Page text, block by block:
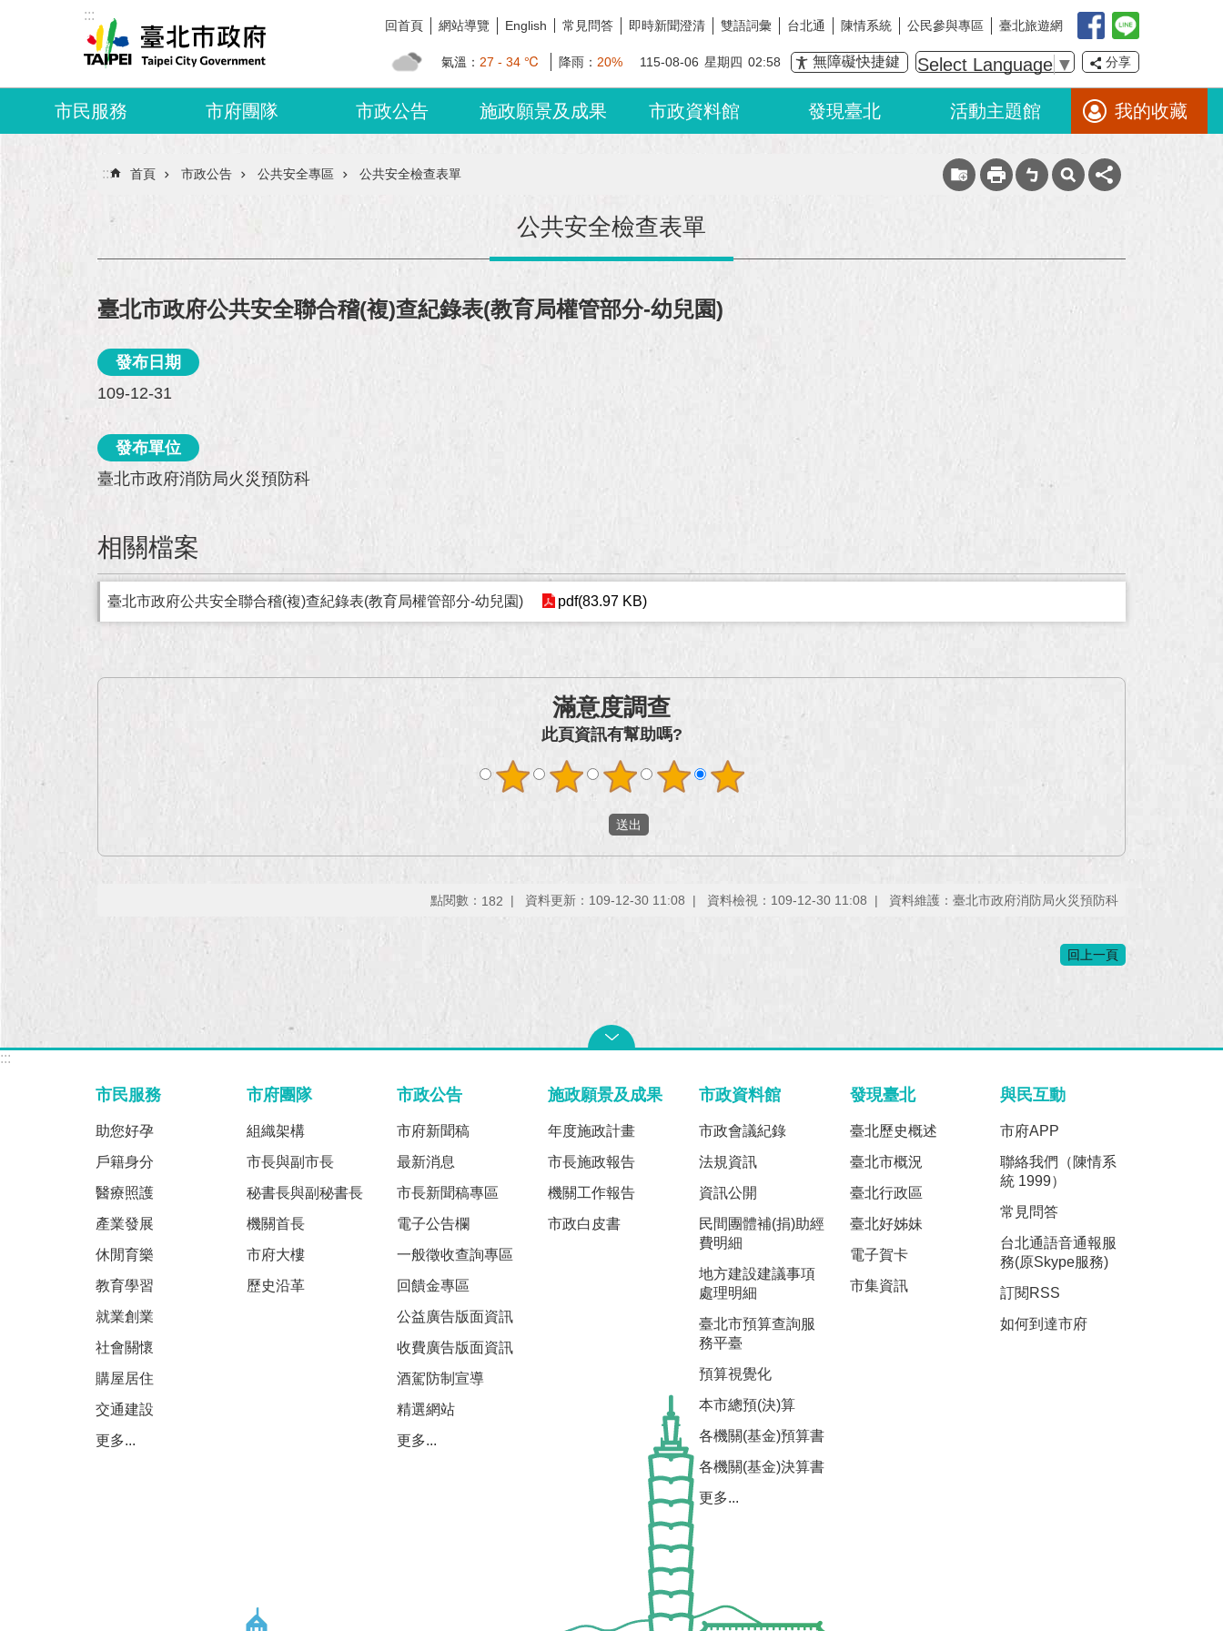
跳到主要內容區塊
:::
回首頁 網站導覽 English 常見問答 即時新聞澄清 雙語詞彙 台北通 陳情系統 公民參與專區 臺北旅遊網
氣溫： 27 - 34 ℃ 降雨： 20% 115-08-06 星期四 02:58 無障礙快捷鍵 Select Language ▼ 分享
市民服務 市府團隊 市政公告 施政願景及成果 市政資料館 發現臺北 活動主題館 我的收藏
::: 首頁 市政公告 公共安全專區 公共安全檢查表單
公共安全檢查表單
臺北市政府公共安全聯合稽(複)查紀錄表(教育局權管部分-幼兒園)
發布日期
109-12-31
發布單位
臺北市政府消防局火災預防科
相關檔案
臺北市政府公共安全聯合稽(複)查紀錄表(教育局權管部分-幼兒園) pdf(83.97 KB)
滿意度調查
此頁資訊有幫助嗎?
點閱數： 182 資料更新：109-12-30 11:08 資料檢視：109-12-30 11:08 資料維護：臺北市政府消防局火災預防科
回上一頁
:::
市民服務
助您好孕
戶籍身分
醫療照護
產業發展
休閒育樂
教育學習
就業創業
社會關懷
購屋居住
交通建設
更多...
市府團隊
組織架構
市長與副市長
秘書長與副秘書長
機關首長
市府大樓
歷史沿革
市政公告
市府新聞稿
最新消息
市長新聞稿專區
電子公告欄
一般徵收查詢專區
回饋金專區
公益廣告版面資訊
收費廣告版面資訊
酒駕防制宣導
精選網站
更多...
施政願景及成果
年度施政計畫
市長施政報告
機關工作報告
市政白皮書
市政資料館
市政會議紀錄
法規資訊
資訊公開
民間團體補(捐)助經
費明細
地方建設建議事項
處理明細
臺北市預算查詢服
務平臺
預算視覺化
本市總預(決)算
各機關(基金)預算書
各機關(基金)決算書
更多...
發現臺北
臺北歷史概述
臺北市概況
臺北行政區
臺北好姊妹
電子賀卡
市集資訊
與民互動
市府APP
聯絡我們（陳情系
統 1999）
常見問答
台北通語音通報服
務(原Skype服務)
訂閱RSS
如何到達市府